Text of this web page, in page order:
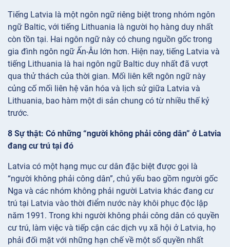
Tiếng Latvia là một ngôn ngữ riêng biệt trong nhóm ngôn
ngữ Baltic, với tiếng Lithuania là người họ hàng duy nhất
còn tồn tại. Hai ngôn ngữ này có chung nguồn gốc trong
gia đình ngôn ngữ Ấn-Âu lớn hơn. Hiện nay, tiếng Latvia và
tiếng Lithuania là hai ngôn ngữ Baltic duy nhất đã vượt
qua thử thách của thời gian. Mối liên kết ngôn ngữ này
củng cố mối liên hệ văn hóa và lịch sử giữa Latvia và
Lithuania, bao hàm một di sản chung có từ nhiều thế kỷ
trước.
8 Sự thật: Có những “người không phải công dân” ở Latvia
đang cư trú tại đó
Latvia có một hạng mục cư dân đặc biệt được gọi là
“người không phải công dân”, chủ yếu bao gồm người gốc
Nga và các nhóm không phải người Latvia khác đang cư
trú tại Latvia vào thời điểm nước này khôi phục độc lập
năm 1991. Trong khi người không phải công dân có quyền
cư trú, làm việc và tiếp cận các dịch vụ xã hội ở Latvia, họ
phải đối mặt với những hạn chế về một số quyền nhất